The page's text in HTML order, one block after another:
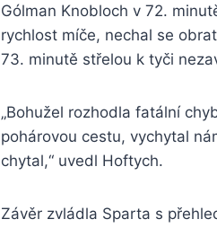
Gólman Knobloch v 72.
rychlost míče, nechal se
73. minutě střelou k tyči
„Bohužel rozhodla fatální
pohárovou cestu, vychytal
chytal,“ uvedl Hoftych.
Závěr zvládla Sparta s